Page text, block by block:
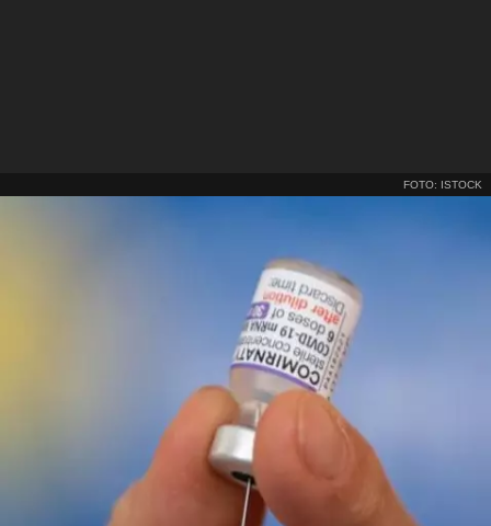
FOTO: ISTOCK